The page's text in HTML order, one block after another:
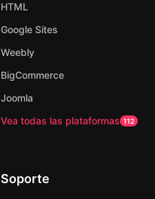
HTML
Google Sites
Weebly
BigCommerce
Joomla
Vea todas las plataformas 112
Soporte